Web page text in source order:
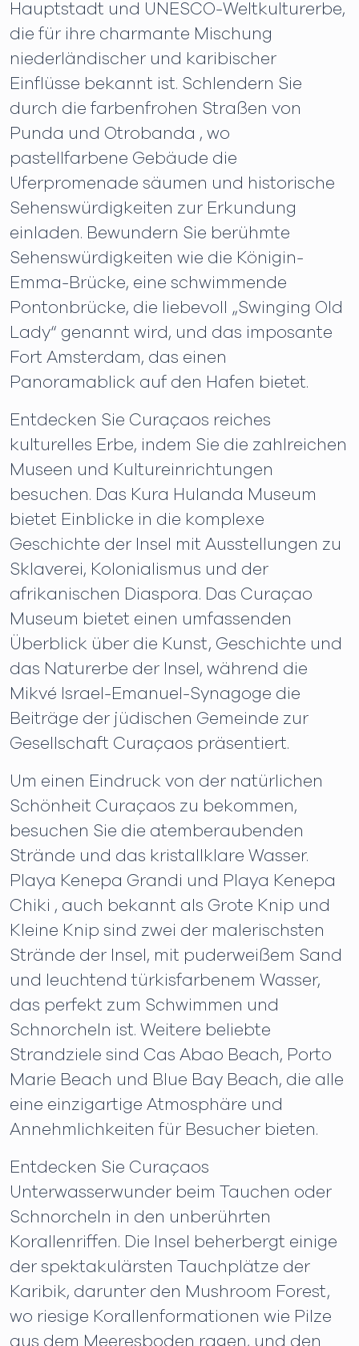
Hauptstadt und UNESCO-Weltkulturerbe,
die für ihre charmante Mischung
niederländischer und karibischer
Einflüsse bekannt ist. Schlendern Sie
durch die farbenfrohen Straßen von
Punda und Otrobanda , wo
pastellfarbene Gebäude die
Uferpromenade säumen und historische
Sehenswürdigkeiten zur Erkundung
einladen. Bewundern Sie berühmte
Sehenswürdigkeiten wie die Königin-
Emma-Brücke, eine schwimmende
Pontonbrücke, die liebevoll „Swinging Old
Lady“ genannt wird, und das imposante
Fort Amsterdam, das einen
Panoramablick auf den Hafen bietet.
Entdecken Sie Curaçaos reiches
kulturelles Erbe, indem Sie die zahlreichen
Museen und Kultureinrichtungen
besuchen. Das Kura Hulanda Museum
bietet Einblicke in die komplexe
Geschichte der Insel mit Ausstellungen zu
Sklaverei, Kolonialismus und der
afrikanischen Diaspora. Das Curaçao
Museum bietet einen umfassenden
Überblick über die Kunst, Geschichte und
das Naturerbe der Insel, während die
Mikvé Israel-Emanuel-Synagoge die
Beiträge der jüdischen Gemeinde zur
Gesellschaft Curaçaos präsentiert.
Um einen Eindruck von der natürlichen
Schönheit Curaçaos zu bekommen,
besuchen Sie die atemberaubenden
Strände und das kristallklare Wasser.
Playa Kenepa Grandi und Playa Kenepa
Chiki , auch bekannt als Grote Knip und
Kleine Knip sind zwei der malerischsten
Strände der Insel, mit puderweißem Sand
und leuchtend türkisfarbenem Wasser,
das perfekt zum Schwimmen und
Schnorcheln ist. Weitere beliebte
Strandziele sind Cas Abao Beach, Porto
Marie Beach und Blue Bay Beach, die alle
eine einzigartige Atmosphäre und
Annehmlichkeiten für Besucher bieten.
Entdecken Sie Curaçaos
Unterwasserwunder beim Tauchen oder
Schnorcheln in den unberührten
Korallenriffen. Die Insel beherbergt einige
der spektakulärsten Tauchplätze der
Karibik, darunter den Mushroom Forest,
wo riesige Korallenformationen wie Pilze
aus dem Meeresboden ragen, und den